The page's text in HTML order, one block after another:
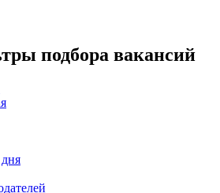
подбора вакансий